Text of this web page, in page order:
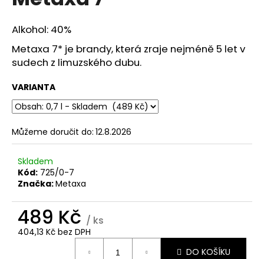
z
5
hvězdiček.
Alkohol: 40%
Metaxa 7* je brandy, která zraje nejméně 5 let v
sudech z limuzského dubu.
VARIANTA
Můžeme doručit do: 12.8.2026
Skladem
Kód: 725/0-7
Značka:Metaxa
489 Kč / ks
404,13 Kč bez DPH
DO KOŠÍKU
j
í
t
HLEDAT
D
o
p
o